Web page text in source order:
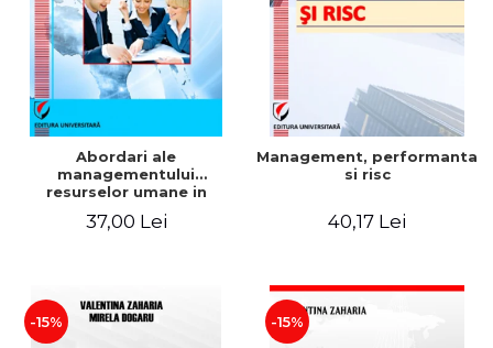
Abordari ale
managementului
resurselor umane in
37,00 Lei
Management, performanta
si risc
40,17 Lei
-15% -15%